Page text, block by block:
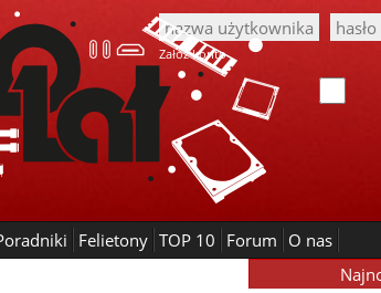
Załóż konto
Felietony TOP 10 Forum O nas